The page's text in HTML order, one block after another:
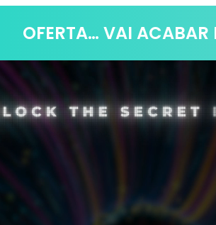
OFERTA… VAI ACABAR